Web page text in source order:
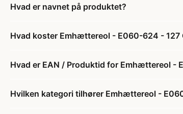
Hvad er navnet på produktet?
Hvad koster Emhættereol - E060-624 - 127
Hvad er EAN / Produktid for Emhættereol -
Hvilken kategori tilhører Emhættereol -